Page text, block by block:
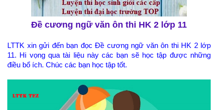
Đề cương ngữ văn ôn thi HK 2 lớp 11
LTTK xin gửi đến bạn đọc Đề cương ngữ văn ôn thi HK 2 lớp
11. Hi vọng qua tài liệu này các bạn sẽ học tập được những
điều bổ ích. Chúc các bạn học tập tốt.